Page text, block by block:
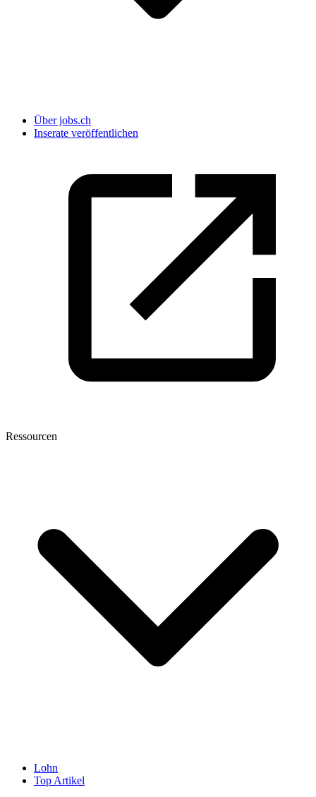
Über jobs.ch
Inserate veröffentlichen
Ressourcen
Lohn
Top Artikel